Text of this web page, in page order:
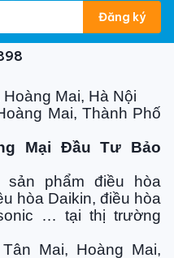
gấp 6.1 lần so với gas
với môi trường,
phần vào xu hướng
tính chất minh họa,
kế và thông số kỹ
sản phẩm thực tế mà
Đăng ký
Mai, Hà Nội
Mai, Thành Phố
Mại Đầu Tư Bảo
sản phẩm điều hòa
hòa Daikin, điều hòa
… tại thị trường
Mai, Hoàng Mai,